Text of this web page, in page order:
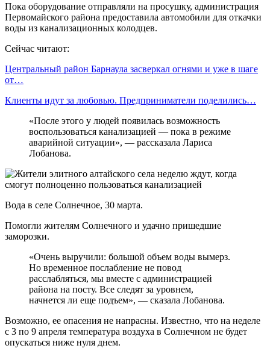
Пока оборудование отправляли на просушку, администрация
Первомайского района предоставила автомобили для откачки
воды из канализационных колодцев.
Сейчас читают:
Центральный район Барнаула засверкал огнями и уже в шаге
от…
Клиенты идут за любовью. Предприниматели поделились…
«После этого у людей появилась возможность
воспользоваться канализацией — пока в режиме
аварийной ситуации», — рассказала Лариса
Лобанова.
Вода в селе Солнечное, 30 марта.
Помогли жителям Солнечного и удачно пришедшие
заморозки.
«Очень выручили: большой объем воды вымерз.
Но временное послабление не повод
расслабляться, мы вместе с администрацией
района на посту. Все следят за уровнем,
начнется ли еще подъем», — сказала Лобанова.
Возможно, ее опасения не напрасны. Известно, что на неделе
с 3 по 9 апреля температура воздуха в Солнечном не будет
опускаться ниже нуля днем.